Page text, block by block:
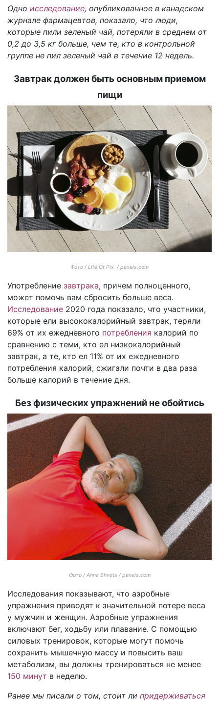
Одно исследование, опубликованное в канадском
журнале фармацевтов, показало, что люди,
которые пили зеленый чай, потеряли в среднем от
0,2 до 3,5 кг больше, чем те, кто в контрольной
группе не пил зеленый чай в течение 12 недель.
Завтрак должен быть основным приемом
пищи
Фото / Life Of Pix / pexels.com
Употребление завтрака, причем полноценного,
может помочь вам сбросить больше веса.
Исследование 2020 года показало, что участники,
которые ели высококалорийный завтрак, теряли
69% от их ежедневного потребления калорий по
сравнению с теми, кто ел низкокалорийный
завтрак, а те, кто ел 11% от их ежедневного
потребления калорий, сжигали почти в два раза
больше калорий в течение дня.
Без физических упражнений не обойтись
Фото / Anna Shvets / pexels.com
Исследования показывают, что аэробные
упражнения приводят к значительной потере веса
у мужчин и женщин. Аэробные упражнения
включают бег, ходьбу или плавание. С помощью
силовых тренировок, которые могут помочь
сохранить мышечную массу и повысить ваш
метаболизм, вы должны тренироваться не менее
150 минут в неделю.
Ранее мы писали о том, стоит ли придерживаться